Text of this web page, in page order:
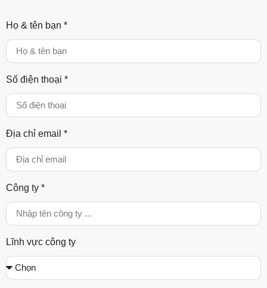
Họ & tên bạn *
Số điện thoại *
Địa chỉ email *
Công ty *
Lĩnh vực công ty